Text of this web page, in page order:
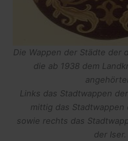
Die Wappen der Städte der
die ab 1938 dem
Links das Stadtwappen
mittig das Stadtwappen
sowie rechts das
der Iser.